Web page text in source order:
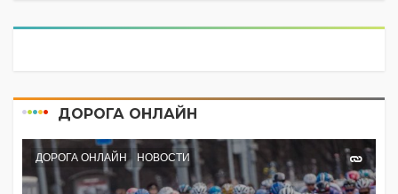
ДОРОГА ОНЛАЙН
ДОРОГА ОНЛАЙН НОВОСТИ